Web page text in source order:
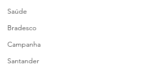
Saúde
Bradesco
Campanha
Santander